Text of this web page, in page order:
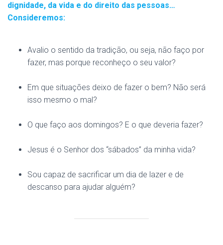
dignidade, da vida e do direito das pessoas…
Consideremos:
Avalio o sentido da tradição, ou seja, não faço por
fazer, mas porque reconheço o seu valor?
Em que situações deixo de fazer o bem? Não será
isso mesmo o mal?
O que faço aos domingos? E o que deveria fazer?
Jesus é o Senhor dos “sábados” da minha vida?
Sou capaz de sacrificar um dia de lazer e de
descanso para ajudar alguém?